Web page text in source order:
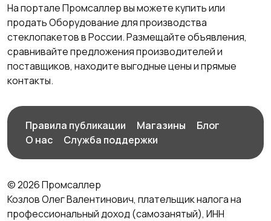
На портале Промсаллер вы можете купить или
продать Оборудование для производства
стеклопакетов в России. Размещайте объявления,
сравнивайте предложения производителей и
поставщиков, находите выгодные цены и прямые
контакты.
Правила публикации Магазины
Блог
О нас
Служба поддержки
© 2026 Промсаллер
Козлов Олег Валентинович, плательщик налога на
профессиональный доход (самозанятый), ИНН